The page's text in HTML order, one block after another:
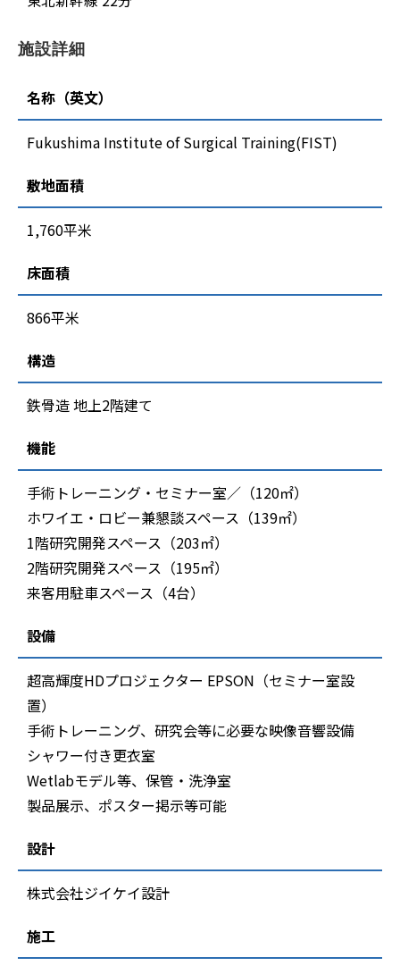
施設詳細
名称（英文）
Fukushima Institute of Surgical Training(FIST)
敷地面積
1,760平米
床面積
866平米
構造
鉄骨造 地上2階建て
機能
手術トレーニング・セミナー室／（120㎡）
ホワイエ・ロビー兼懇談スペース（139㎡）
1階研究開発スペース（203㎡）
2階研究開発スペース（195㎡）
来客用駐車スペース（4台）
設備
超高輝度HDプロジェクター EPSON（セミナー室設
置）
手術トレーニング、研究会等に必要な映像音響設備
シャワー付き更衣室
Wetlabモデル等、保管・洗浄室
製品展示、ポスター掲示等可能
設計
株式会社ジイケイ設計
施工